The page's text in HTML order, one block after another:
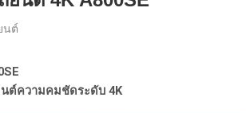
นต์
ต์ความคมชัดระดับ 4K